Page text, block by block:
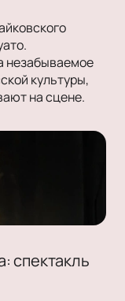
незабываемое
культуры,
на сцене.
спектакль